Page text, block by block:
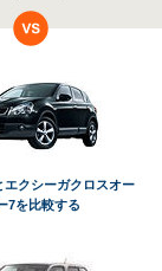
エクシーガクロスオー
7を比較する